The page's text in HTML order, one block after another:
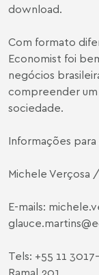
download.
Com formato
Economist foi
negócios
compreender um
sociedade.
Informações para
Michele Verçosa
E-mails:
Tels: +55 11
Ramal 201